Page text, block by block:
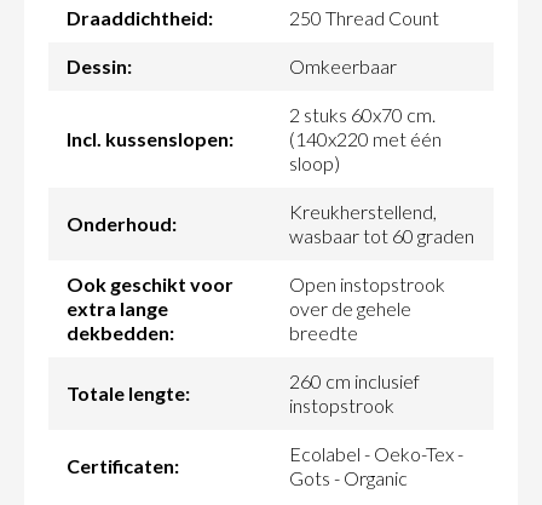
Draaddichtheid: 250 Thread Count
Dessin: Omkeerbaar
Incl. kussenslopen:
2 stuks 60x70 cm.
(140x220 met één
sloop)
Onderhoud:
Kreukherstellend,
wasbaar tot 60 graden
Ook geschikt voor
extra lange
dekbedden:
Open instopstrook
over de gehele
breedte
Totale lengte:
260 cm inclusief
instopstrook
Certificaten:
Ecolabel - Oeko-Tex -
Gots - Organic